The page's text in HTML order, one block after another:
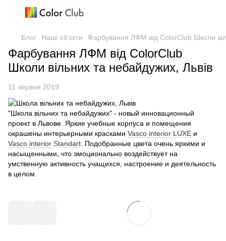
Блог Наші об'єкти Фарбування ЛФМ від ColorClub Школи
Фарбування ЛФМ від ColorClub
Школи вільних та небайдужих, Львів
11 червня 2019
"Школа вільних та небайдужих" - новый инновационный
проект в Львове. Яркие учебные корпуса и помещения
окрашены интерьерными красками Vasco interior LUXE и
Vasco interior Standart . Подобранные цвета очень яркими и
насыщенными, что эмоционально воздействует на
умственную активность учащихся, настроение и деятельность
в целом.